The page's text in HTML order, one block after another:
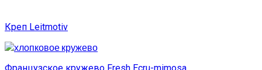
Креп Leitmotiv